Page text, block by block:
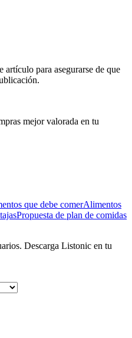
para asegurarse de que
mejor valorada en tu
que debe comerAlimentos
Propuesta de plan de comidas
Descarga Listonic en tu